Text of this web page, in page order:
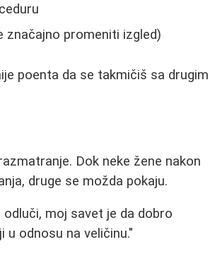
značajno promeniti izgled)
poenta da se takmičiš sa drugim
Dok neke žene nakon
druge se možda pokaju.
moj savet je da dobro
odnosu na veličinu."